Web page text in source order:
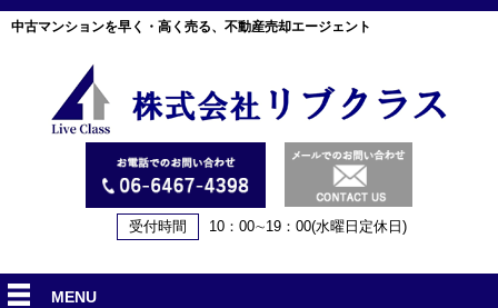
中古マンションを早く・高く売る、不動産売却エージェント
受付時間 10：00∼19：00(水曜日定休日)
MENU